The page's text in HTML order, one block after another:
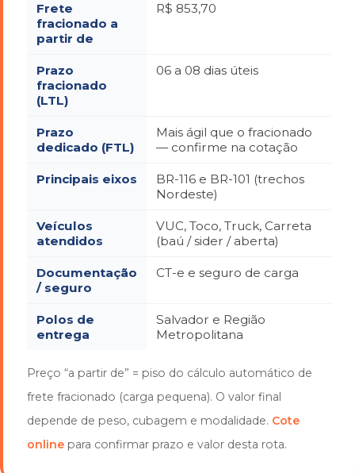
Frete
fracionado a
partir de
R$ 853,70
Prazo
fracionado
(LTL)
06 a 08 dias úteis
Prazo
dedicado (FTL)
Mais ágil que o fracionado
— confirme na cotação
Principais eixos
BR-116 e BR-101 (trechos
Nordeste)
Veículos
atendidos
VUC, Toco, Truck, Carreta
(baú / sider / aberta)
Documentação
/ seguro
CT-e e seguro de carga
Polos de
entrega
Salvador e Região
Metropolitana
Preço “a partir de” = piso do cálculo automático de
frete fracionado (carga pequena). O valor final
depende de peso, cubagem e modalidade. Cote
online para confirmar prazo e valor desta rota.